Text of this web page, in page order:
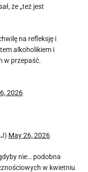
że „też jest
na refleksję i
alkoholikiem i
w przepaść.
2026
May 26, 2026
nie… podobna
w kwietniu